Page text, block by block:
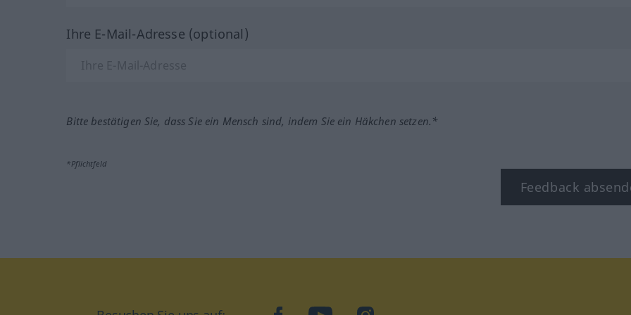
Ihre E-Mail-Adresse (optional)
Bitte bestätigen Sie, dass Sie ein Mensch sind, indem Sie ein Häkchen setzen.*
*Pflichtfeld
Feedback